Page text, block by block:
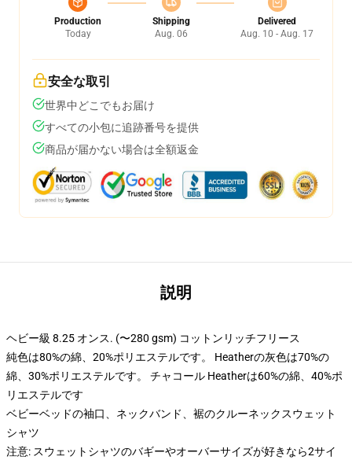
Production
Today
Shipping
Aug. 06
Delivered
Aug. 10 - Aug. 17
安全な取引
世界中どこでもお届け
すべての小包に追跡番号を提供
商品が届かない場合は全額返金
説明
ヘビー級 8.25 オンス. (〜280 gsm) コットンリッチフリース
純色は80%の綿、20%ポリエステルです。 Heatherの灰色は70%の
綿、30%ポリエステルです。 チャコール Heatherは60%の綿、40%ポ
リエステルです
ベビーベッドの袖口、ネックバンド、裾のクルーネックスウェット
シャツ
注意: スウェットシャツのバギーやオーバーサイズが好きなら2サイ